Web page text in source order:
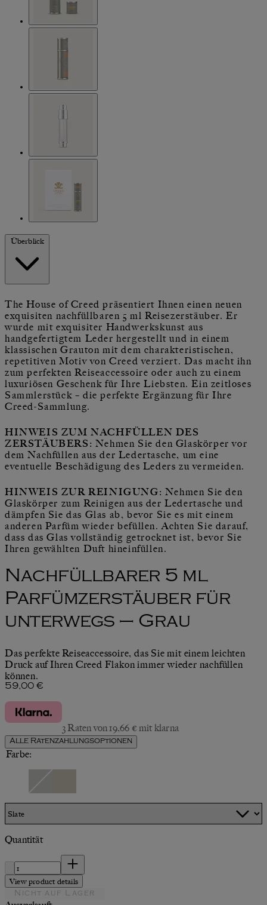
Überblick
The House of Creed präsentiert Ihnen einen neuen
exquisiten nachfüllbaren 5 ml Reisezerstäuber. Er
wurde mit exquisiter Handwerkskunst aus
handgefertigtem Leder hergestellt und in einem
klassischen Grauton mit dem charakteristischen,
repetitiven Motiv von Creed verziert. Das macht ihn
zum perfekten Reiseaccessoire oder auch zu einem
luxuriösen Geschenk für Ihre Liebsten. Ein zeitloses
Sammlerstück – die perfekte Ergänzung für Ihre
Creed-Sammlung.
HINWEIS ZUM NACHFÜLLEN DES
ZERSTÄUBERS: Nehmen Sie den Glaskörper vor
dem Nachfüllen aus der Ledertasche, um eine
eventuelle Beschädigung des Leders zu vermeiden.
HINWEIS ZUR REINIGUNG: Nehmen Sie den
Glaskörper zum Reinigen aus der Ledertasche und
dämpfen Sie das Glas ab, bevor Sie es mit einem
anderen Parfüm wieder befüllen. Achten Sie darauf,
dass das Glas vollständig getrocknet ist, bevor Sie
Ihren gewählten Duft hineinfüllen.
Nachfüllbarer 5 ml
Parfümzerstäuber für
unterwegs – Grau
Das perfekte Reiseaccessoire, das Sie mit einem leichten
Druck auf Ihren Creed Flakon immer wieder nachfüllen
können.
Aktueller Preis: 59,00 €.
59,00 €
3 Raten von 19,66 € mit klarna
Alle Ratenzahlungsoptionen
Farbe:
Quantität
Quantität
View product details
Nicht auf Lager